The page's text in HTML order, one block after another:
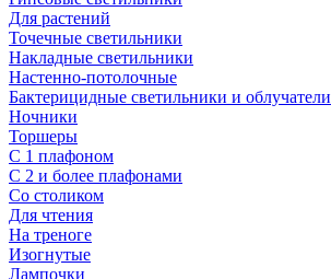
Для растений
Точечные светильники
Накладные светильники
Настенно-потолочные
Бактерицидные светильники и облучатели
Ночники
Торшеры
С 1 плафоном
С 2 и более плафонами
Со столиком
Для чтения
На треноге
Изогнутые
Лампочки